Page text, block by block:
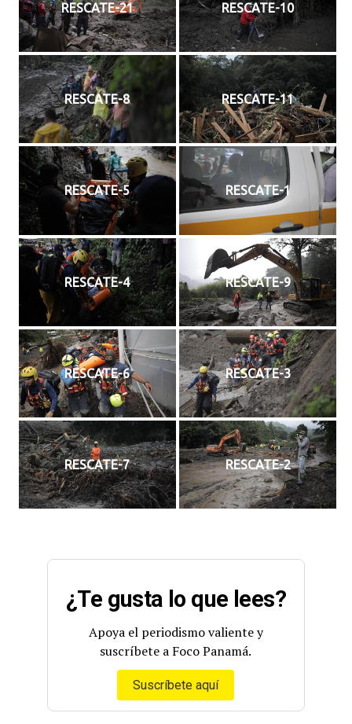
RESCATE-21 RESCATE-10
RESCATE-8 RESCATE-11
RESCATE-5 RESCATE-1
RESCATE-4 RESCATE-9
RESCATE-6 RESCATE-3
RESCATE-7 RESCATE-2
¿Te gusta lo que lees?
Apoya el periodismo valiente y
suscríbete a Foco Panamá.
Suscríbete aquí